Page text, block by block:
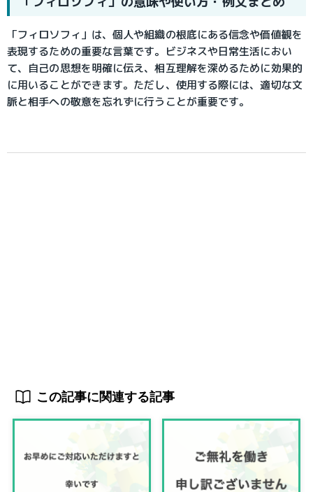
「フィロソフィ」は、個人や組織の根底にある信念や価値観を
表現するための重要な言葉です。ビジネスや日常生活におい
て、自己の思想を明確に伝え、相互理解を深めるために効果的
に用いることができます。ただし、使用する際には、適切な文
脈と相手への敬意を忘れずに行うことが重要です。
この記事に関連する記事